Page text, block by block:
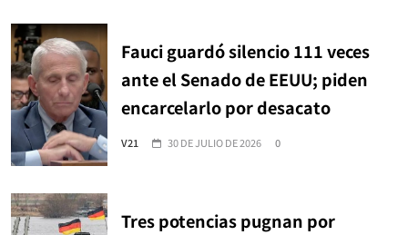
Fauci guardó silencio 111 veces
ante el Senado de EEUU; piden
encarcelarlo por desacato
V21 30 DE JULIO DE 2026 0
Tres potencias pugnan por